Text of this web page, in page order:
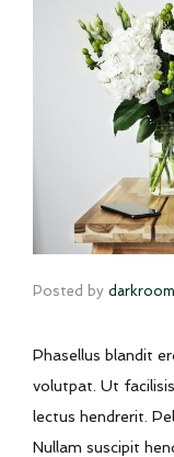
Posted by darkroom
Phasellus blandit
volutpat. Ut
lectus hendrerit.
Nullam suscipit